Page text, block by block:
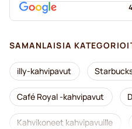
SAMANLAISIA
illy-kahvipavut
Café Royal -kahvipavut
Kahvikoneet kahvipavuille